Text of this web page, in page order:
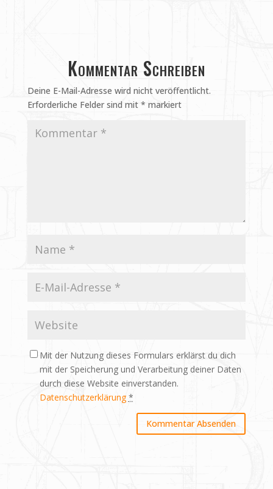
Kommentar Schreiben
Deine E-Mail-Adresse wird nicht veröffentlicht.
Erforderliche Felder sind mit * markiert
Mit der Nutzung dieses Formulars erklärst du dich
mit der Speicherung und Verarbeitung deiner Daten
durch diese Website einverstanden.
Datenschutzerklärung *